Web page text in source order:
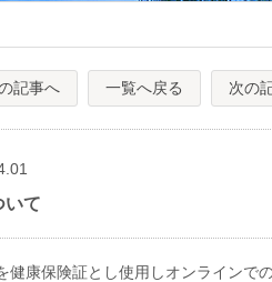
記事へ 一覧へ戻る 次の
いて
健康保険証とし使用しオンラインで